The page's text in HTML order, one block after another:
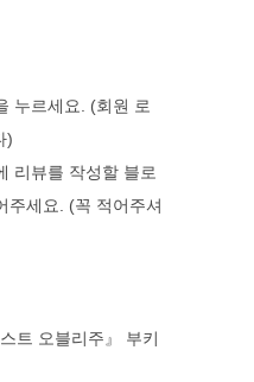
누르세요. (회원 로
)
리뷰를 작성할 블로
주세요. (꼭 적어주셔
트 오블리주』 부키